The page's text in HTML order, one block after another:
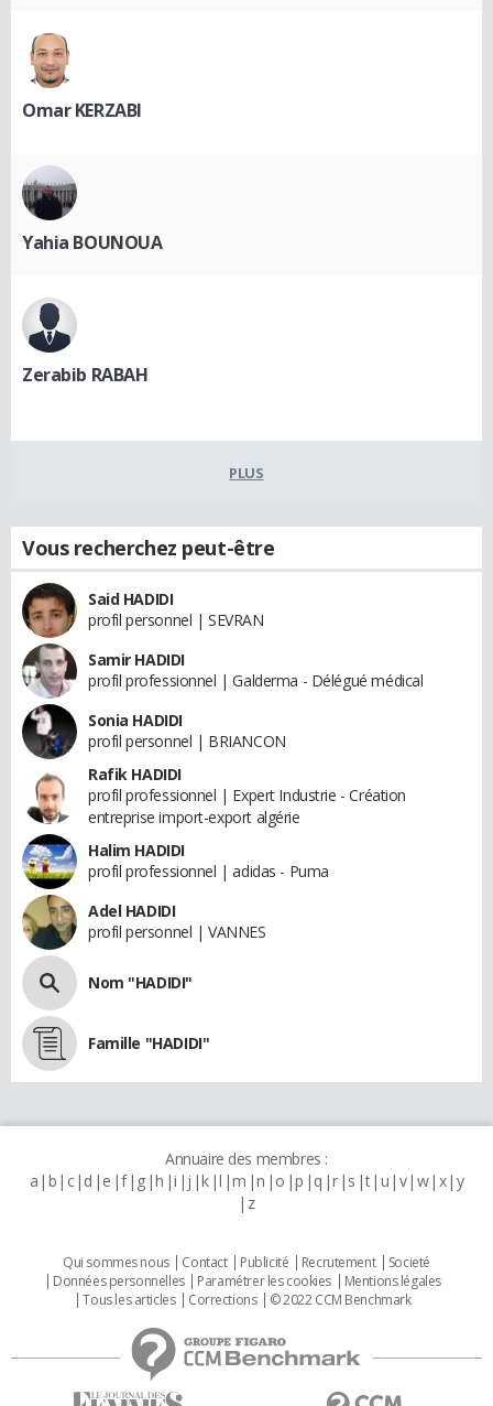
Omar KERZABI
Yahia BOUNOUA
Zerabib RABAH
PLUS
Vous recherchez peut-être
Said HADIDI
profil personnel | SEVRAN
Samir HADIDI
profil professionnel | Galderma - Délégué médical
Sonia HADIDI
profil personnel | BRIANCON
Rafik HADIDI
profil professionnel | Expert Industrie - Création
entreprise import-export algérie
Halim HADIDI
profil professionnel | adidas - Puma
Adel HADIDI
profil personnel | VANNES
Nom "HADIDI"
Famille "HADIDI"
Annuaire des membres :
a b c d e f g h i j k l m n o p q r s t u v w x y
z
Qui sommes nous Contact Publicité Recrutement
Societé
Données personnelles
Paramétrer les cookies
Mentions légales
Tous les articles
Corrections © 2022 CCM Benchmark